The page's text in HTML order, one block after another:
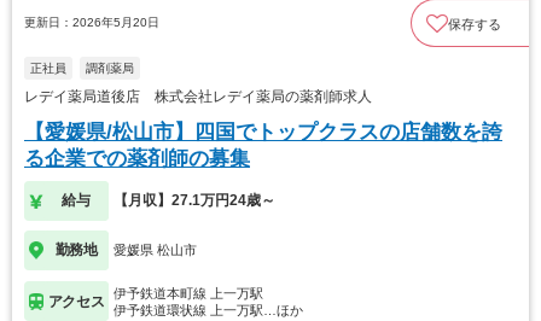
更新日：2026年5月20日 保存する
正社員 調剤薬局
レデイ薬局道後店 株式会社レデイ薬局の薬剤師求人
【愛媛県/松山市】四国でトップクラスの店舗数を誇
る企業での薬剤師の募集
給与 【月収】27.1万円24歳～
勤務地 愛媛県 松山市
アクセス
伊予鉄道本町線 上一万駅
伊予鉄道環状線 上一万駅…ほか